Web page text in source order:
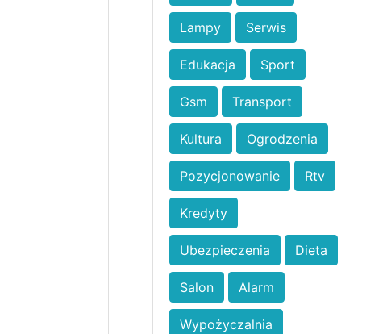
Lampy Serwis
Edukacja Sport
Gsm Transport
Kultura Ogrodzenia
Pozycjonowanie Rtv
Kredyty
Ubezpieczenia Dieta
Salon Alarm
Wypożyczalnia